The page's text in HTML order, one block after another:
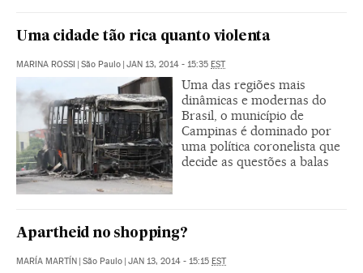
Uma cidade tão rica quanto violenta
MARINA ROSSI São Paulo JAN 13, 2014 - 15:35 EST
Uma das regiões mais
dinâmicas e modernas do
Brasil, o município de
Campinas é dominado por
uma política coronelista que
decide as questões a balas
Apartheid no shopping?
MARÍA MARTÍN | São Paulo | JAN 13, 2014 - 15:15 EST